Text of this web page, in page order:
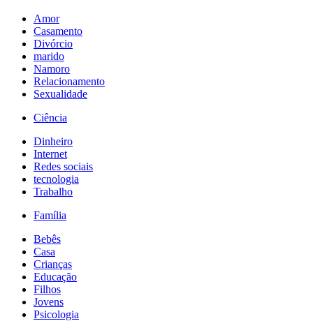
Amor
Casamento
Divórcio
marido
Namoro
Relacionamento
Sexualidade
Ciência
Dinheiro
Internet
Redes sociais
tecnologia
Trabalho
Família
Bebês
Casa
Crianças
Educação
Filhos
Jovens
Psicologia